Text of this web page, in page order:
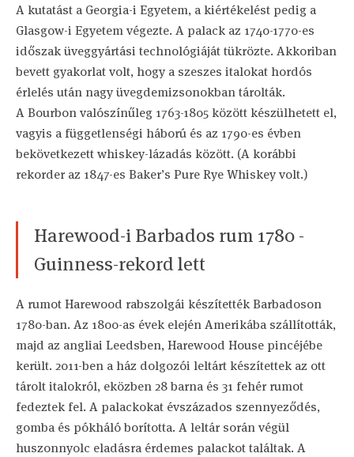
A kutatást a Georgia-i Egyetem, a kiértékelést pedig a
Glasgow-i Egyetem végezte. A palack az 1740-1770-es
időszak üveggyártási technológiáját tükrözte. Akkoriban
bevett gyakorlat volt, hogy a szeszes italokat hordós
érlelés után nagy üvegdemizsonokban tárolták.
A Bourbon valószínűleg 1763-1805 között készülhetett el,
vagyis a függetlenségi háború és az 1790-es évben
bekövetkezett whiskey-lázadás között. (A korábbi
rekorder az 1847-es Baker’s Pure Rye Whiskey volt.)
Harewood-i Barbados rum 1780 -
Guinness-rekord lett
A rumot Harewood rabszolgái készítették Barbadoson
1780-ban. Az 1800-as évek elején Amerikába szállították,
majd az angliai Leedsben, Harewood House pincéjébe
került. 2011-ben a ház dolgozói leltárt készítettek az ott
tárolt italokról, eközben 28 barna és 31 fehér rumot
fedeztek fel. A palackokat évszázados szennyeződés,
gomba és pókháló borította. A leltár során végül
huszonnyolc eladásra érdemes palackot találtak. A